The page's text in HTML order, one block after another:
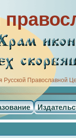
Русской Православной